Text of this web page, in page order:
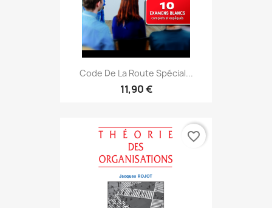
Code De La Route Spécial...
11,90 €
favorite_border